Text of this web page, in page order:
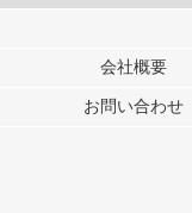
このサイトでは Cookie を
行っています。
メディアや広告配信、デ
各パートナーは、この情
ユーザーが各パートナー
会社概要
お問い合わせ